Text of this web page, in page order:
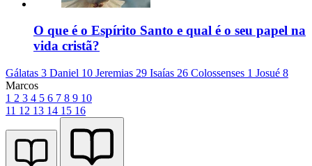
O que é o Espírito Santo e qual é o seu papel na
vida cristã?
Gálatas 3 Daniel 10 Jeremias 29 Isaías 26 Colossenses 1 Josué 8
Marcos
1 2 3 4 5 6 7 8 9 10
11 12 13 14 15 16